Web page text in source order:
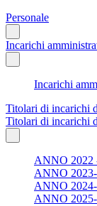
Personale
Incarichi
Incarichi
Titolari di incarichi
Titolari di incarichi
ANNO 2022
ANNO
ANNO 2024-
ANNO 2025-